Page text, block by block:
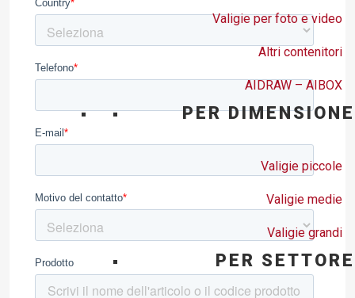
Valigie per foto e video
Altri contenitori
AIDRAW – AIBOX
PER DIMENSIONE
Valigie piccole
Valigie medie
Valigie grandi
PER SETTORE